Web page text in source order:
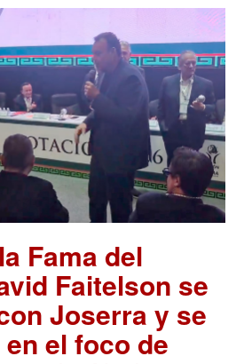
Fama del
Faitelson se
Joserra y se
el foco de